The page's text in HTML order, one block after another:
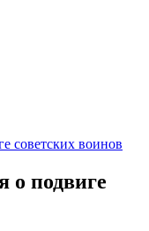
советских воинов
о подвиге